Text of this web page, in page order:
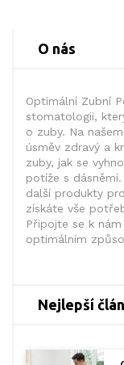
O nás
Optimální Zubní
stomatologii,
o zuby. Na
úsměv zdravý a
zuby, jak se
potíže s
další produkty
získáte vše
Připojte se k
optimálním
Nejlepší